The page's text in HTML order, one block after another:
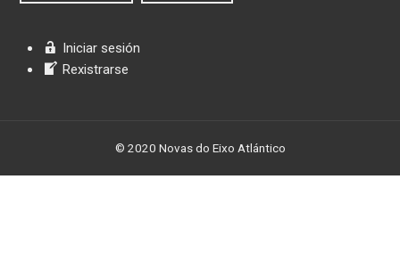
Iniciar sesión
Rexistrarse
© 2020 Novas do Eixo Atlántico